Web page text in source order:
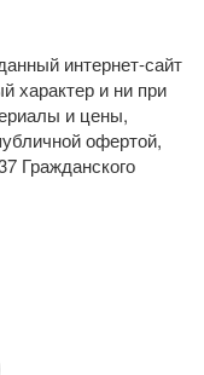
интернет-сайт
характер и ни при
и цены,
офертой,
Гражданского